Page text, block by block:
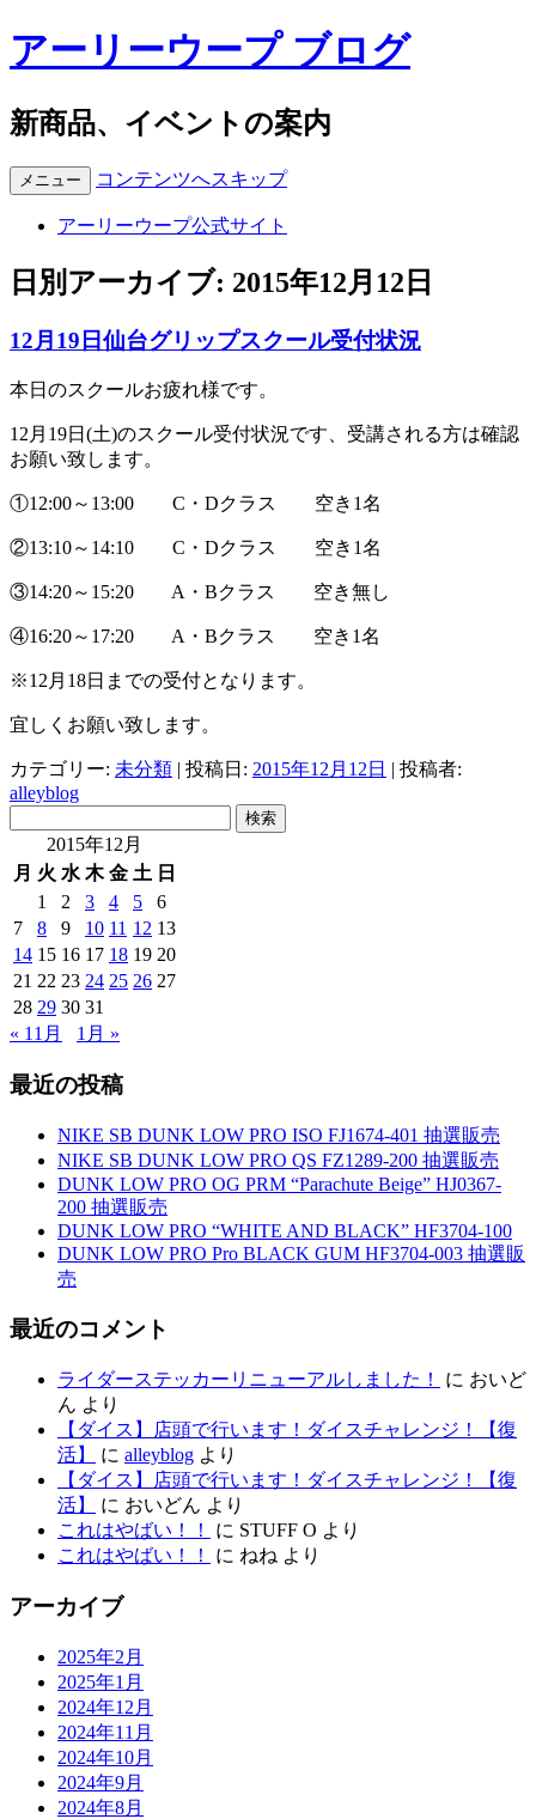
アーリーウープ ブログ
新商品、イベントの案内
メニュー コンテンツへスキップ
アーリーウープ公式サイト
日別アーカイブ: 2015年12月12日
12月19日仙台グリップスクール受付状況
本日のスクールお疲れ様です。
12月19日(土)のスクール受付状況です、受講される方は確認
お願い致します。
①12:00～13:00 C・Dクラス 空き1名
②13:10～14:10 C・Dクラス 空き1名
③14:20～15:20 A・Bクラス 空き無し
④16:20～17:20 A・Bクラス 空き1名
※12月18日までの受付となります。
宜しくお願い致します。
カテゴリー: 未分類 | 投稿日: 2015年12月12日 | 投稿者:
alleyblog
2015年12月
月 火 水 木 金 土 日
1
2 3 4 5
6
7
8 9 10 11 12 13
14 15 16 17 18 19 20
21 22 23 24 25 26 27
28 29 30 31
« 11月
1月 »
最近の投稿
NIKE SB DUNK LOW PRO ISO FJ1674-401 抽選販売
NIKE SB DUNK LOW PRO QS FZ1289-200 抽選販売
DUNK LOW PRO OG PRM “Parachute Beige” HJ0367-
200 抽選販売
DUNK LOW PRO “WHITE AND BLACK” HF3704-100
DUNK LOW PRO Pro BLACK GUM HF3704-003 抽選販
売
最近のコメント
ライダーステッカーリニューアルしました！ に おいど
ん より
【ダイス】店頭で行います！ダイスチャレンジ！【復
活】
に alleyblog より
【ダイス】店頭で行います！ダイスチャレンジ！【復
活】
に おいどん より
これはやばい！！
に STUFF O より
これはやばい！！
に ねね より
アーカイブ
2025年2月
2025年1月
2024年12月
2024年11月
2024年10月
2024年9月
2024年8月